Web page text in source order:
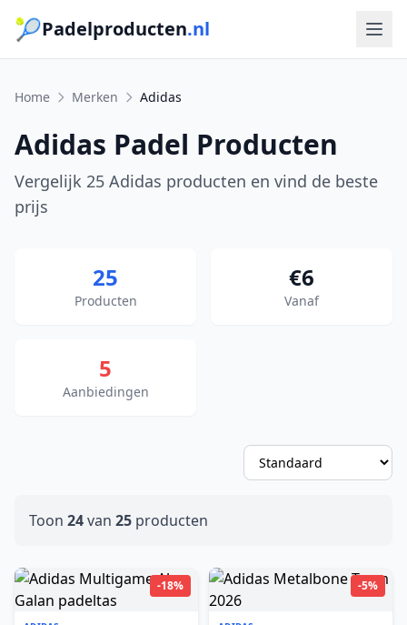
🎾Padelproducten.nl
Home Merken Adidas
Adidas Padel Producten
Vergelijk 25 Adidas producten en vind de beste
prijs
25
Producten
€6
Vanaf
5
Aanbiedingen
Toon 24van 25 producten
-18% -5%